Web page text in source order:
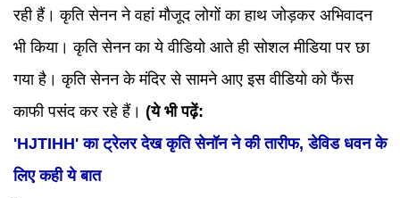
रही हैं। कृति सेनन ने वहां मौजूद लोगों का हाथ जोड़कर अभिवादन
भी किया। कृति सेनन का ये वीडियो आते ही सोशल मीडिया पर छा
गया है। कृति सेनन के मंदिर से सामने आए इस वीडियो को फैंस
काफी पसंद कर रहे हैं। (ये भी पढ़ें:
'HJTIHH' का ट्रेलर देख कृति सेनॉन ने की तारीफ, डेविड धवन के
लिए कही ये बात